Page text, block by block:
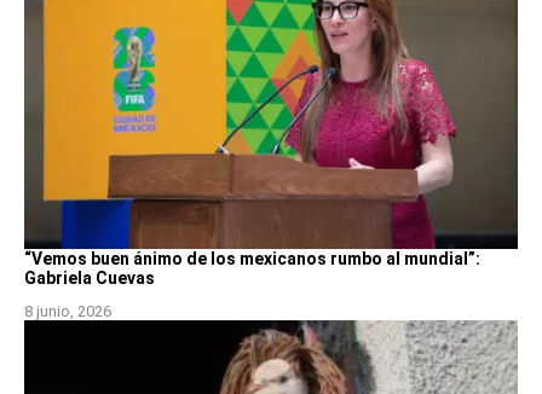
“Vemos buen ánimo de los mexicanos rumbo al mundial”:
Gabriela Cuevas
8 junio, 2026